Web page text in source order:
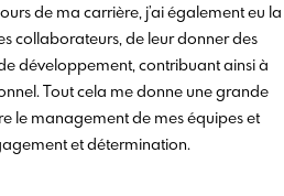
de ma carrière, j’ai également eu la
collaborateurs, de leur donner des
développement, contribuant ainsi à
Tout cela me donne une grande
le management de mes équipes et
et détermination.